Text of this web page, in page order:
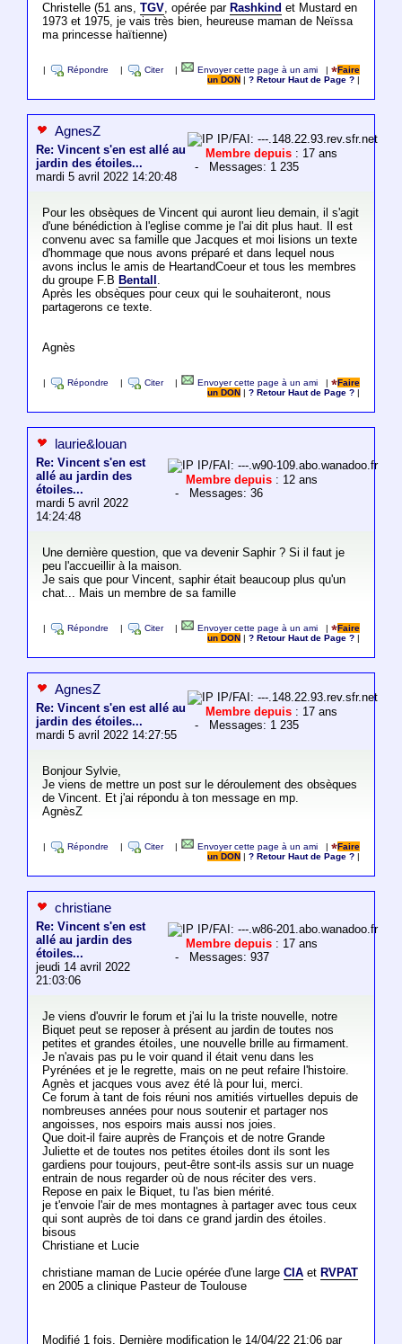
Christelle (51 ans, TGV, opérée par Rashkind et Mustard en
1973 et 1975, je vais très bien, heureuse maman de Neïssa
ma princesse haïtienne)
Répondre Citer Envoyer cette page à un ami |
Faire
un DON
|? Retour Haut de Page ?
AgnesZ
Re: Vincent s'en est allé au
jardin des étoiles...
mardi 5 avril 2022 14:20:48
IP/FAI: ---.148.22.93.rev.sfr.net
Membre depuis : 17 ans
- Messages: 1 235
Pour les obsèques de Vincent qui auront lieu demain, il s'agit
d'une bénédiction à l'eglise comme je l'ai dit plus haut. Il est
convenu avec sa famille que Jacques et moi lisions un texte
d'hommage que nous avons préparé et dans lequel nous
avons inclus le amis de HeartandCoeur et tous les membres
du groupe F.B Bentall .
Après les obsèques pour ceux qui le souhaiteront, nous
partagerons ce texte.
Agnès
Répondre Citer Envoyer cette page à un ami |
Faire
un DON
|? Retour Haut de Page ?
laurie&louan
Re: Vincent s'en est
allé au jardin des
étoiles...
mardi 5 avril 2022
14:24:48
IP/FAI: ---.w90-109.abo.wanadoo.fr
Membre depuis : 12 ans
- Messages: 36
Une dernière question, que va devenir Saphir ? Si il faut je
peu l'accueillir à la maison.
Je sais que pour Vincent, saphir était beaucoup plus qu'un
chat... Mais un membre de sa famille
Répondre Citer Envoyer cette page à un ami |
Faire
un DON
|? Retour Haut de Page ?
AgnesZ
Re: Vincent s'en est allé au
jardin des étoiles...
mardi 5 avril 2022 14:27:55
IP/FAI: ---.148.22.93.rev.sfr.net
Membre depuis : 17 ans
- Messages: 1 235
Bonjour Sylvie,
Je viens de mettre un post sur le déroulement des obsèques
de Vincent. Et j'ai répondu à ton message en mp.
AgnèsZ
Répondre Citer Envoyer cette page à un ami |
Faire
un DON
|? Retour Haut de Page ?
christiane
Re: Vincent s'en est
allé au jardin des
étoiles...
jeudi 14 avril 2022
21:03:06
IP/FAI: ---.w86-201.abo.wanadoo.fr
Membre depuis : 17 ans
- Messages: 937
Je viens d'ouvrir le forum et j'ai lu la triste nouvelle, notre
Biquet peut se reposer à présent au jardin de toutes nos
petites et grandes étoiles, une nouvelle brille au firmament.
Je n'avais pas pu le voir quand il était venu dans les
Pyrénées et je le regrette, mais on ne peut refaire l'histoire.
Agnès et jacques vous avez été là pour lui, merci.
Ce forum à tant de fois réuni nos amitiés virtuelles depuis de
nombreuses années pour nous soutenir et partager nos
angoisses, nos espoirs mais aussi nos joies.
Que doit-il faire auprès de François et de notre Grande
Juliette et de toutes nos petites étoiles dont ils sont les
gardiens pour toujours, peut-être sont-ils assis sur un nuage
entrain de nous regarder où de nous réciter des vers.
Repose en paix le Biquet, tu l'as bien mérité.
je t'envoie l'air de mes montagnes à partager avec tous ceux
qui sont auprès de toi dans ce grand jardin des étoiles.
bisous
Christiane et Lucie
christiane maman de Lucie opérée d'une large CIAet RVPAT
en 2005 a clinique Pasteur de Toulouse
Modifié 1 fois. Dernière modification le 14/04/22 21:06 par